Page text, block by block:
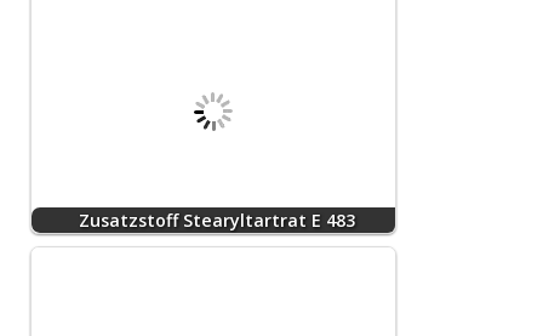
Zusatzstoff Stearyltartrat E 483